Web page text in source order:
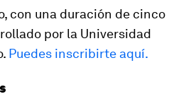
con una duración de cinco
por la Universidad
Puedes inscribirte aquí.